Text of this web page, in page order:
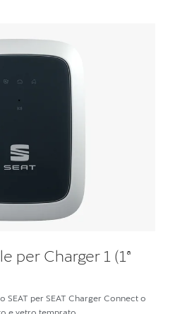
per Charger 1 (1ª
per SEAT Charger Connect o